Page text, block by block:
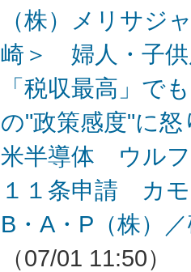
（株）メリサジ
崎＞ 婦人・子供
「税収最高」で
の"政策感度"に怒
米半導体 ウルフ
１１条申請 カ
B・A・P（株）
（07/01 11:50）